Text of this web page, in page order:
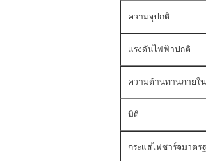
ความจุปกติ
แรงดันไฟฟ้าปกติ
ความต้านทานภายใน
มิติ
กระแสไฟชาร์จมาตร